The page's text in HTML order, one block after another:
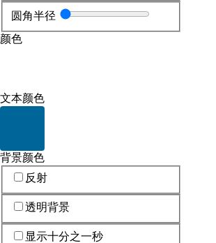
圆角半径
颜色
文本颜色
背景颜色
反射
透明背景
显示十分之一秒